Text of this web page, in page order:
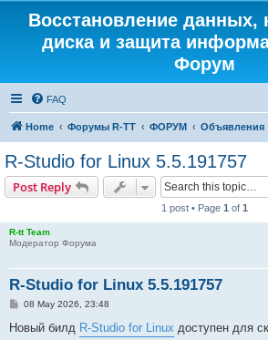
Восстановление данных,
диска и защита
Форум
FAQ
Home Форумы R-TT ФОРУМ Объявления
R-Studio for Linux 5.5.191757
Post Reply
1 post • Page 1 of 1
R-tt Team
Модератор Форума
R-Studio for Linux 5.5.191757
P
s
08 May 2026, 23:48
Новый билд R-Studio for Linux доступен для